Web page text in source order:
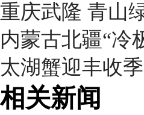
重庆武隆 青山
内蒙古北疆“冷
太湖蟹迎丰收季
相关新闻